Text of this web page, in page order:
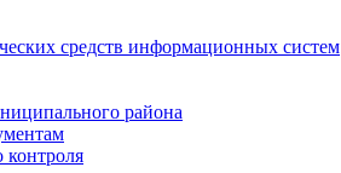
средств информационных систем
района
контроля